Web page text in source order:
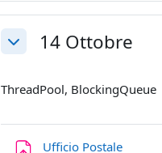
Minimizza14 Ottobre
ThreadPool, BlockingQueue
Ufficio PostaleCompito